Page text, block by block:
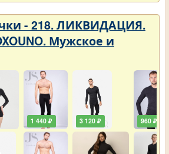
- 218. ЛИКВИДАЦИЯ.
Мужское и
1 440 ₽ 3 120 ₽ 960 ₽